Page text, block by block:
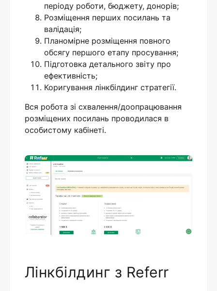
періоду роботи, бюджету, донорів;
Розміщення перших посилань та
валідація;
Планомірне розміщення повного
обсягу першого етапу просування;
Підготовка детального звіту про
ефективність;
Коригування лінкбілдинг стратегії.
Вся робота зі схвалення/доопрацювання
розміщених посилань проводилася в
особистому кабінеті.
Лінкбілдинг з Referr